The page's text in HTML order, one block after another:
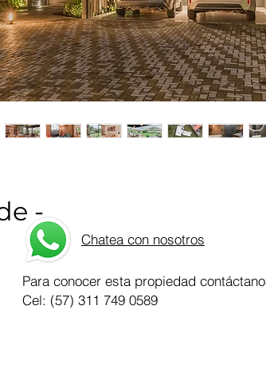
-
Para conocer esta propiedad
Cel: (57) 311 749 0589
Chatea con nosotros